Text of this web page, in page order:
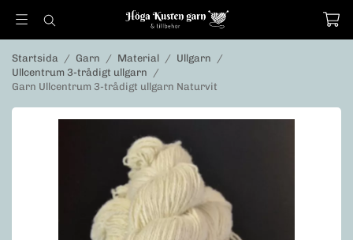
Startsida / Garn / Material / Ullgarn /
Ullcentrum 3-trådigt ullgarn /
Garn Ullcentrum 3-trådigt ullgarn Naturvit